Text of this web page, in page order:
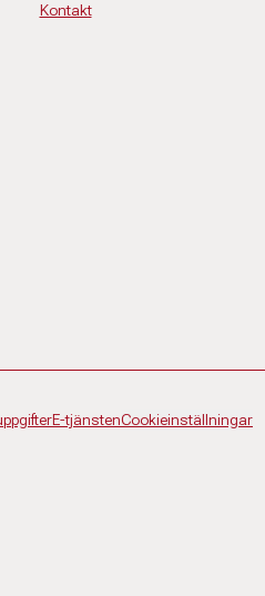
Kontakt
E-tjänstenCookieinställningar